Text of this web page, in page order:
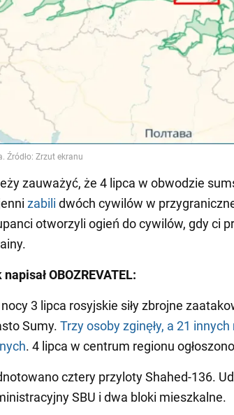
zauważyć, że 4 lipca w obwodzie
zabili dwóch cywilów w
otworzyli ogień do cywilów, gdy ci
OBOZREVATEL:
nocy 3 lipca rosyjskie siły zbrojne
Sumy. Trzy osoby zginęły, a 21
. 4 lipca w centrum regionu
cztery przyloty Shahed-136.
SBU i dwa bloki mieszkalne.